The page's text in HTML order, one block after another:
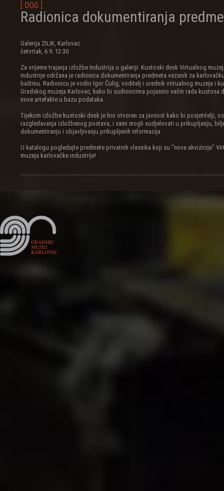
[ DOG ]
Radionica dokumentiranja
Galerija ZILIK, Karlovac
četvrtak, 6.9. 12:30
Za vrijeme trajanja izložbe Industrija u galeriji: Kustoski desk Virtualnog
industrije održana je radionica dokumentiranja predmeta vezanih za
baštinu. Radionicu je vodio Igor Čulig, voditelj i urednik virtualnog muzeja i
Gradskog muzeja Karlovac, kako bi sudionicima pojasnio način rada kustosa
nove artefakte u bazu podataka.
Tijekom izložbe kustoski desk je bio otvoren za javnost kako bi posjetitelji,
razgledavanja izložbenog postava, i sami mogli sudjelovati u prikupljanju,
dokumentiranju i objavljivanju prikupljenih informacija
U katalogu pogledajte predmete privatnih vlasnika koji su "nove akvizicije"
muzeja karlovačke industrije!